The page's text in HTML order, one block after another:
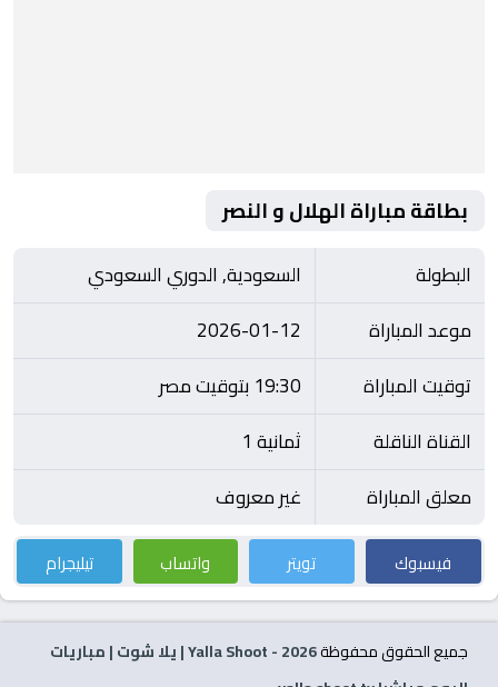
بطاقة مباراة الهلال و النصر
البطولة
السعودية, الدوري السعودي
موعد المباراة
2026-01-12
توقيت المباراة
19:30 بتوقيت مصر
القناة الناقلة
ثمانية 1
معلق المباراة
غير معروف
فيسبوك تويتر واتساب تيليجرام
جميع الحقوق محفوظة2026
- Yalla Shoot | يلا شوت | مباريات